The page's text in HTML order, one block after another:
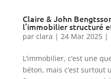
Claire & John
l’immobilier structuré
par clara | 24 Mar 2025|
L’immobilier, c’est une
béton, mais c’est surtout